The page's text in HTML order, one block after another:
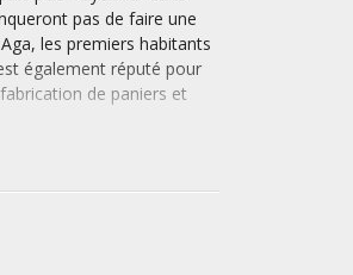
pas de faire une
les premiers habitants
également réputé pour
de paniers et
mesurer au mont Agung